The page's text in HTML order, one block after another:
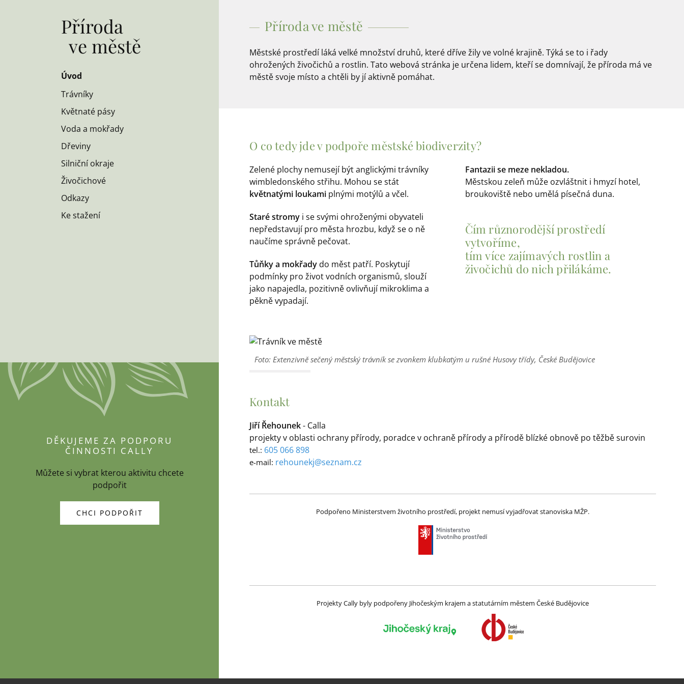
Příroda
ve městě
Úvod
Trávníky
Květnaté pásy
Voda a mokřady
Dřeviny
Silniční okraje
Živočichové
Odkazy
Ke stažení
Příroda ve městě
Městské prostředí láká velké množství druhů, které dříve žily ve volné krajině. Týká se to i řady
ohrožených živočichů a rostlin. Tato webová stránka je určena lidem, kteří se domnívají, že příroda má ve
městě svoje místo a chtěli by jí aktivně pomáhat.
O co tedy jde v podpoře městské biodiverzity?
Zelené plochy nemusejí být anglickými trávníky
wimbledonského střihu. Mohou se stát
květnatými loukami plnými motýlů a včel.
Staré stromy i se svými ohroženými obyvateli
nepředstavují pro města hrozbu, když se o ně
naučíme správně pečovat.
Tůňky a mokřady do měst patří. Poskytují
podmínky pro život vodních organismů, slouží
jako napajedla, pozitivně ovlivňují mikroklima a
pěkně vypadají.
Fantazii se meze nekladou.
Městskou zeleň může ozvláštnit i hmyzí hotel,
broukoviště nebo umělá písečná duna.
Čím různorodější prostředí
vytvoříme,
tím více zajímavých rostlin a
živočichů do nich přilákáme.
Foto: Extenzivně sečený městský trávník se zvonkem klubkatým u rušné Husovy třídy, České Budějovice
Kontakt
Jiří Řehounek- Calla
projekty v oblasti ochrany přírody, poradce v ochraně přírody a přírodě blízké obnově po těžbě surovin
tel.: 605 066 898
e-mail: rehounekj@seznam.cz
Podpořeno Ministerstvem životního prostředí, projekt nemusí vyjadřovat stanoviska MŽP.
Projekty Cally byly podpořeny Jihočeským krajem a statutárním městem České Budějovice
DĚKUJEME ZA PODPORU
ČINNOSTI CALLY
Můžete si vybrat kterou aktivitu chcete
podpořit
CHCI PODPOŘIT